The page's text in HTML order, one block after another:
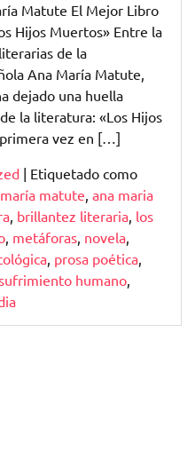
Matute El Mejor Libro
Hijos Muertos» Entre la
de la
Ana María Matute,
dejado una huella
la literatura: «Los Hijos
vez en […]
| Etiquetado como
matute, ana maria
, brillantez literaria, los
, metáforas, novela,
, prosa poética,
sufrimiento humano,